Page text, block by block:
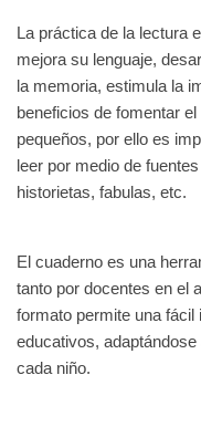
La práctica de la lectura
mejora su lenguaje,
la memoria, estimula la
beneficios de fomentar
pequeños, por ello es
leer por medio de
historietas, fabulas, etc.
El cuaderno es una
tanto por docentes en el
formato permite una fácil
educativos,
cada niño.